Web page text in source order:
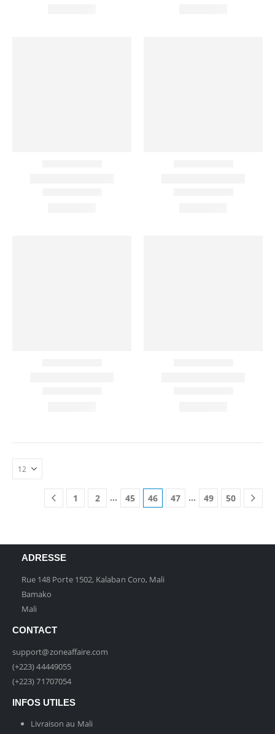
1 2 … 45 46 47 … 49 50
ADRESSE
Rue 148 Porte 1502, Kalaban Coro, Mali
Bamako
Mali
CONTACT
support@zoneaffaire.com
(+223) 44449055
(+223) 71707054
INFOS UTILES
Livraison au Mali